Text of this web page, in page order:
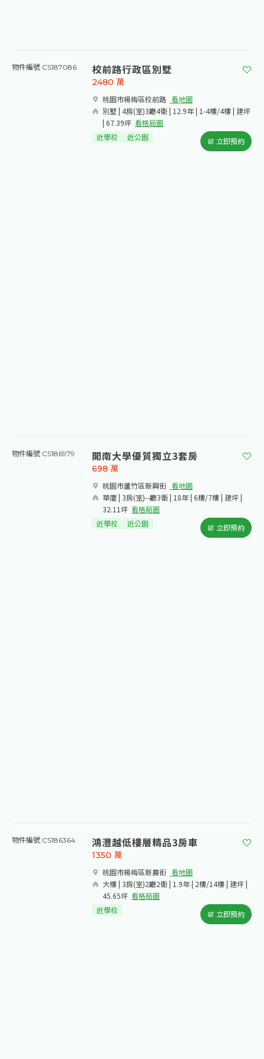
物件編號 CS187086 校前路行政區別墅
桃園市楊梅區校前路​ 看地圖
別墅 | 4房(室)3廳4衛 | 12.9年 | 1-4樓/4樓 | 建坪
| 67.39坪 看格局圖
2480 萬
近學校 近公園 立即預約
物件編號 CS186979 開南大學優質獨立3套房
桃園市蘆竹區新興街​ 看地圖
華廈 | 3房(室)--廳3衛 | 18年 | 6樓/7樓 | 建坪 |
32.11坪 看格局圖
698 萬
近學校 近公園 立即預約
物件編號 CS186364 鴻灃越低樓層精品3房車
桃園市楊梅區新農街​ 看地圖
大樓 | 3房(室)2廳2衛 | 1.9年 | 2樓/14樓 | 建坪 |
45.65坪 看格局圖
1350 萬
近學校 立即預約